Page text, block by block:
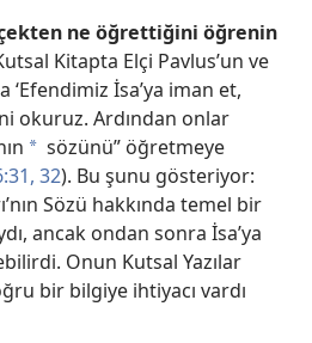
ne öğrettiğini öğrenin
Kitapta Elçi Pavlus’un ve
‘Efendimiz İsa’ya iman et,
okuruz. Ardından onlar
a sözünü” öğretmeye
32). Bu şunu gösteriyor:
Sözü hakkında temel bir
ancak ondan sonra İsa’ya
Onun Kutsal Yazılar
bir bilgiye ihtiyacı vardı